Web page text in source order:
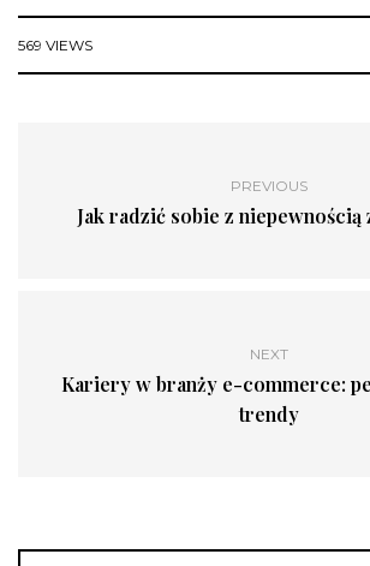
569 VIEWS
PREVIOUS
Jak radzić sobie z niepewnością
NEXT
Kariery w branży e-commerce:
trendy